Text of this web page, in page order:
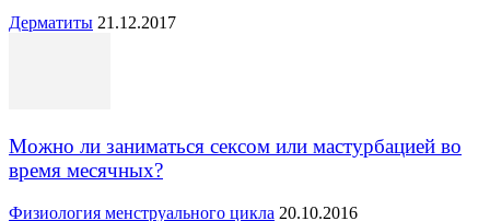
Дерматиты 21.12.2017
Можно ли заниматься сексом или мастурбацией во
время месячных?
Физиология менструального цикла 20.10.2016